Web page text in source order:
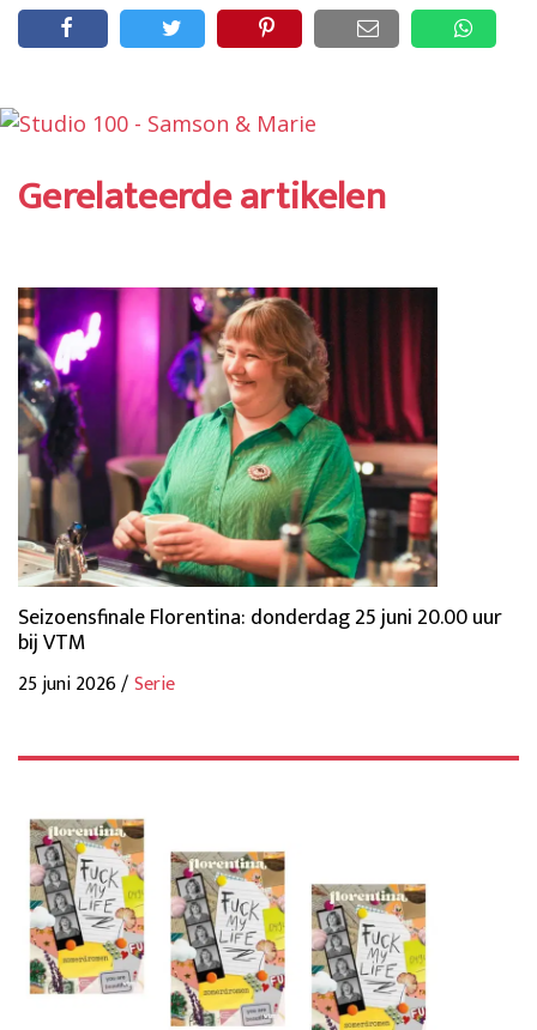
Gerelateerde artikelen
Seizoensfinale Florentina: donderdag 25 juni 20.00 uur
bij VTM
25 juni 2026 /Serie